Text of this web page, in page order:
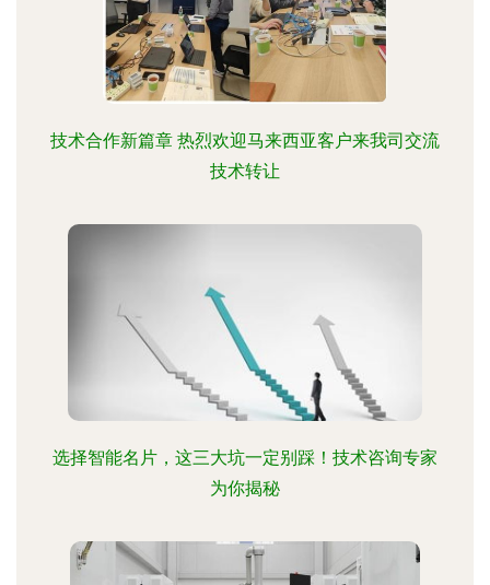
技术合作新篇章 热烈欢迎马来西亚客户来我司交流
技术转让
选择智能名片，这三大坑一定别踩！技术咨询专家
为你揭秘